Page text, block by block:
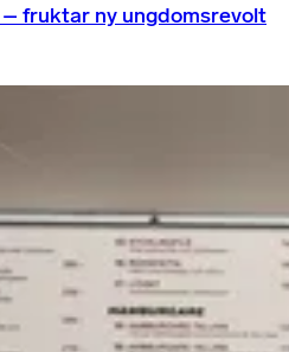
fruktar ny ungdomsrevolt